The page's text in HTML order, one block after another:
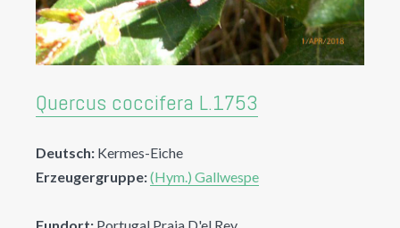
Quercus coccifera L.1753
Deutsch: Kermes-Eiche
Erzeugergruppe:(Hym.) Gallwespe